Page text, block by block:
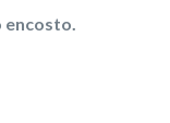
encosto.